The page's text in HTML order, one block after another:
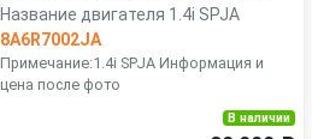
Название двигателя 1.4i SPJA
8A6R7002JA
Примечание:1.4i SPJA Информация и
цена после фото
В наличии